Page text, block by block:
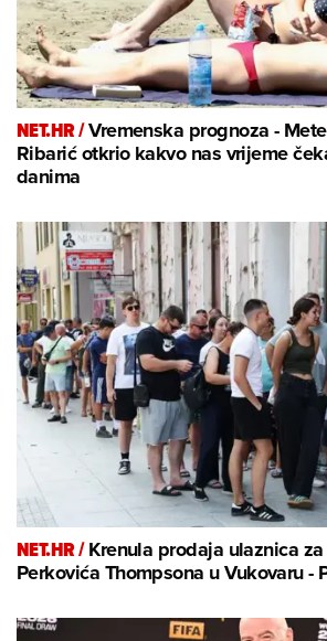
NET.HR /Vremenska prognoza -
Ribarić otkrio kakvo nas vrijeme
danima
NET.HR /Krenula prodaja ulaznica
Perkovića Thompsona u Vukovaru -